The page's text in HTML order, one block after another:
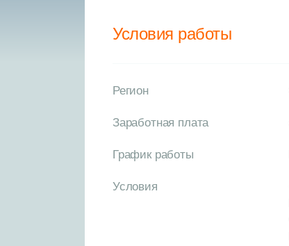
Условия работы
Регион
Заработная плата
График работы
Условия